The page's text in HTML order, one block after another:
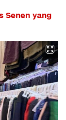
Senen yang